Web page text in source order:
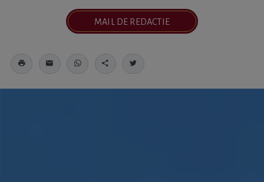
MAIL DE REDACTIE